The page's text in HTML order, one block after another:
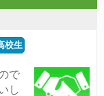
校生
で
し